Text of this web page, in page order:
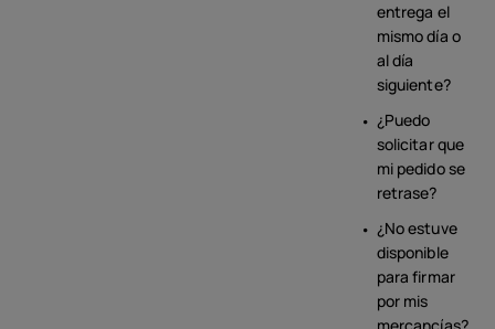
entrega el
mismo día o
al día
siguiente?
¿Puedo
solicitar que
mi pedido se
retrase?
¿No estuve
disponible
para firmar
por mis